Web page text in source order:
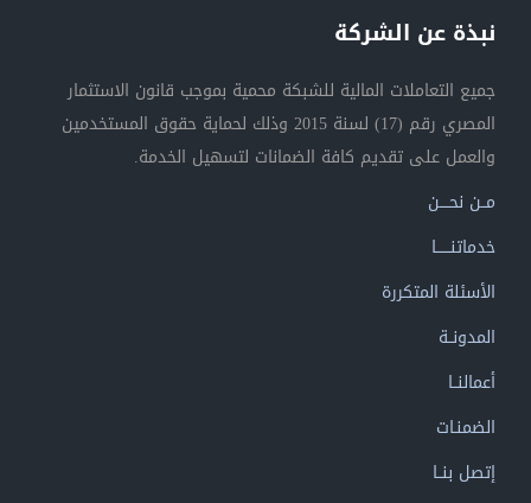
نبذة عن الشركة
جميع التعاملات المالية للشبكة محمية بموجب قانون الاستثمار
المصري رقم (17) لسنة 2015 وذلك لحماية حقوق المستخدمين
والعمل على تقديم كافة الضمانات لتسهيل الخدمة.
مــن نحــــن
خدماتنــــــا
الأسئلة المتكررة
المدونــة
أعمالنــا
الضمنـات
إتصل بنــا